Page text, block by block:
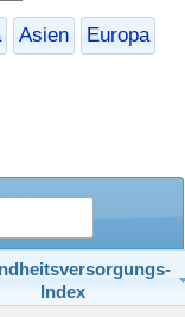
Asien
Europa
Index